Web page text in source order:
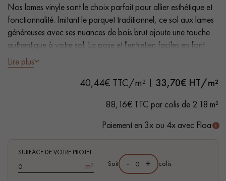
0805 82 82 82
VOUS AVEZ UN PROJET ?
Nos experts sont à votre disposition pour vous guider pas à
pas dans le choix et la pose de votre parquet.
Nos lames vinyle sont le choix parfait pour allier esthétique et
fonctionnalité. Imitant le parquet traditionnel, ce sol aux lames
généreuses avec ses nuances de bois brut ajoute une touche
authentique à votre sol. La pose et l'entretien faciles en font
une solution pratique.
- Aspect chêne naturel
Lire plus
40,44€ TTC/m² 33,70€ HT/m²
88,16€ TTC par colis de 2.18 m²
Paiement en 3x ou 4x avec Floa
SURFACE DE VOTRE PROJET
m² Soit - + colis